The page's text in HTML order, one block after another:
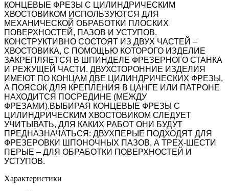
КОНЦЕВЫЕ ФРЕЗЫ С ЦИЛИНДРИЧЕСКИМ
ХВОСТОВИКОМ ИСПОЛЬЗУЮТСЯ ДЛЯ
МЕХАНИЧЕСКОЙ ОБРАБОТКИ ПЛОСКИХ
ПОВЕРХНОСТЕЙ, ПАЗОВ И УСТУПОВ.
КОНСТРУКТИВНО СОСТОЯТ ИЗ ДВУХ ЧАСТЕЙ –
ХВОСТОВИКА, С ПОМОЩЬЮ КОТОРОГО ИЗДЕЛИЕ
ЗАКРЕПЛЯЕТСЯ В ШПИНДЕЛЕ ФРЕЗЕРНОГО СТАНКА
И РЕЖУЩЕЙ ЧАСТИ. ДВУХСТОРОННИЕ ИЗДЕЛИЯ
ИМЕЮТ ПО КОНЦАМ ДВЕ ЦИЛИНДРИЧЕСКИХ ФРЕЗЫ,
А ПОЯСОК ДЛЯ КРЕПЛЕНИЯ В ЦАНГЕ ИЛИ ПАТРОНЕ
НАХОДИТСЯ ПОСРЕДИНЕ (МЕЖДУ
ФРЕЗАМИ).ВЫБИРАЯ КОНЦЕВЫЕ ФРЕЗЫ С
ЦИЛИНДРИЧЕСКИМ ХВОСТОВИКОМ СЛЕДУЕТ
УЧИТЫВАТЬ, ДЛЯ КАКИХ РАБОТ ОНИ БУДУТ
ПРЕДНАЗНАЧАТЬСЯ: ДВУХПЕРЫЕ ПОДХОДЯТ ДЛЯ
ФРЕЗЕРОВКИ ШПОНОЧНЫХ ПАЗОВ, А ТРЕХ-ШЕСТИ
ПЕРЫЕ – ДЛЯ ОБРАБОТКИ ПОВЕРХНОСТЕЙ И
УСТУПОВ.
Xарактеристики